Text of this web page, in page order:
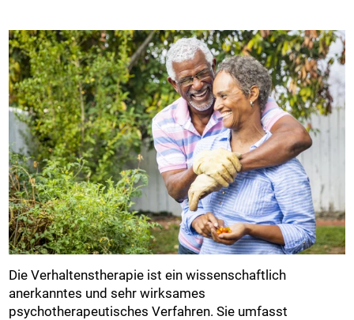
Die Verhaltenstherapie ist ein wissenschaftlich
anerkanntes und sehr wirksames
psychotherapeutisches Verfahren. Sie umfasst